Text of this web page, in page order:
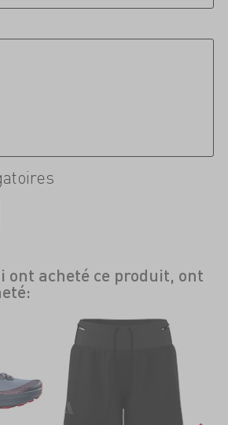
ont acheté ce produit, ont